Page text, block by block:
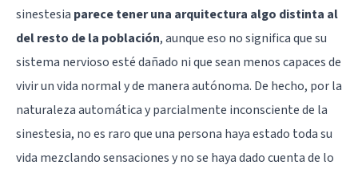
sinestesia parece tener una arquitectura algo distinta al
del resto de la población, aunque eso no significa que su
sistema nervioso esté dañado ni que sean menos capaces de
vivir un vida normal y de manera autónoma. De hecho, por la
naturaleza automática y parcialmente inconsciente de la
sinestesia, no es raro que una persona haya estado toda su
vida mezclando sensaciones y no se haya dado cuenta de lo